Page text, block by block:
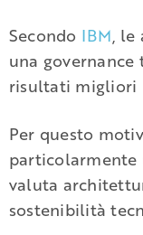
Secondo IBM, le
una
risultati migliori
Per questo
valuta
sostenibilità